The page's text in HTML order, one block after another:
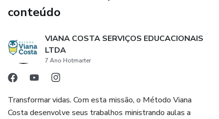
conteúdo
VIANA COSTA SERVIÇOS EDUCACIONAIS
LTDA
7 Ano Hotmarter
Transformar vidas. Com esta missão, o Método Viana
Costa desenvolve seus trabalhos ministrando aulas a